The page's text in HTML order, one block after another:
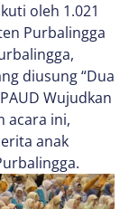
oleh 1.021
Purbalingga
diusung “Dua
Wujudkan
acara ini,
anak